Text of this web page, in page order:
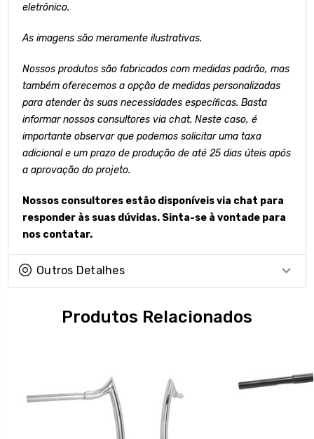
eletrônico.
As imagens são meramente ilustrativas.
Nossos produtos são fabricados com medidas padrão, mas
também oferecemos a opção de medidas personalizadas
para atender às suas necessidades específicas. Basta
informar nossos consultores via chat. Neste caso, é
importante observar que podemos solicitar uma taxa
adicional e um prazo de produção de até 25 dias úteis após
a aprovação do projeto.
Nossos consultores estão disponíveis via chat para
responder às suas dúvidas. Sinta-se à vontade para
nos contatar.
Outros Detalhes
Produtos Relacionados